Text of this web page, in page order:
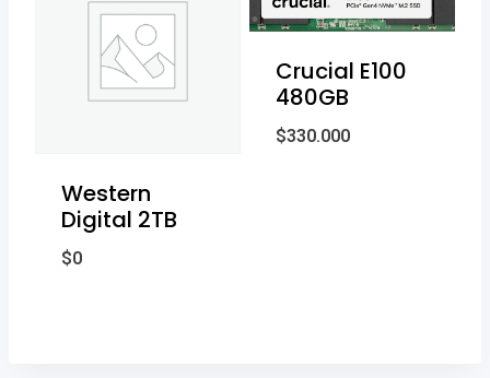
Western
Digital 2TB
$0
Crucial E100
480GB
$330.000